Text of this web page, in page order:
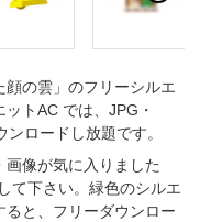
の雲」のフリーシルエ
トAC では、JPG・
ロードし放題です。
像が気に入りました
して下さい。緑色のシルエ
ると、フリーダウンロー